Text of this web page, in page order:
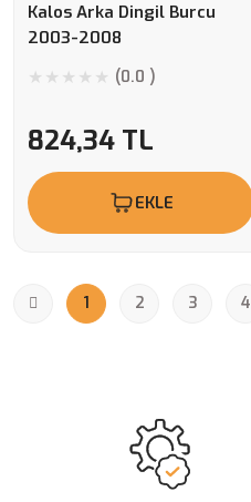
Kalos Arka Dingil Burcu
2003-2008
(0.0 )
824,34 TL
EKLE
1 2 3 4